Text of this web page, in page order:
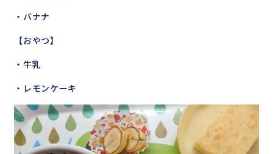
・バナナ
【おやつ】
・牛乳
・レモンケーキ